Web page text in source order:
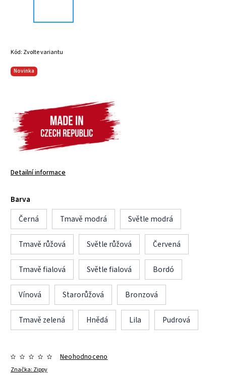
Kód: Zvolte variantu
Novinka
Detailní informace
Barva
Černá
Tmavě modrá Světle modrá
Tmavě růžová Světle růžová Červená
Tmavě fialová Světle fialová Bordó
Vínová Starorůžová Bronzová
Tmavě zelená Hnědá Lila Pudrová
Značka: Zippy
Neohodnoceno